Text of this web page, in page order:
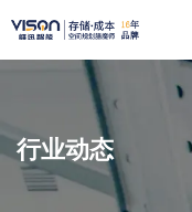
维
行业动态